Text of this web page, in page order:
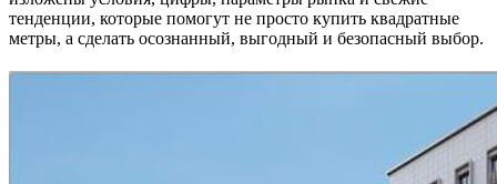
тенденции, которые помогут не просто купить квадратные
метры, а сделать осознанный, выгодный и безопасный выбор.